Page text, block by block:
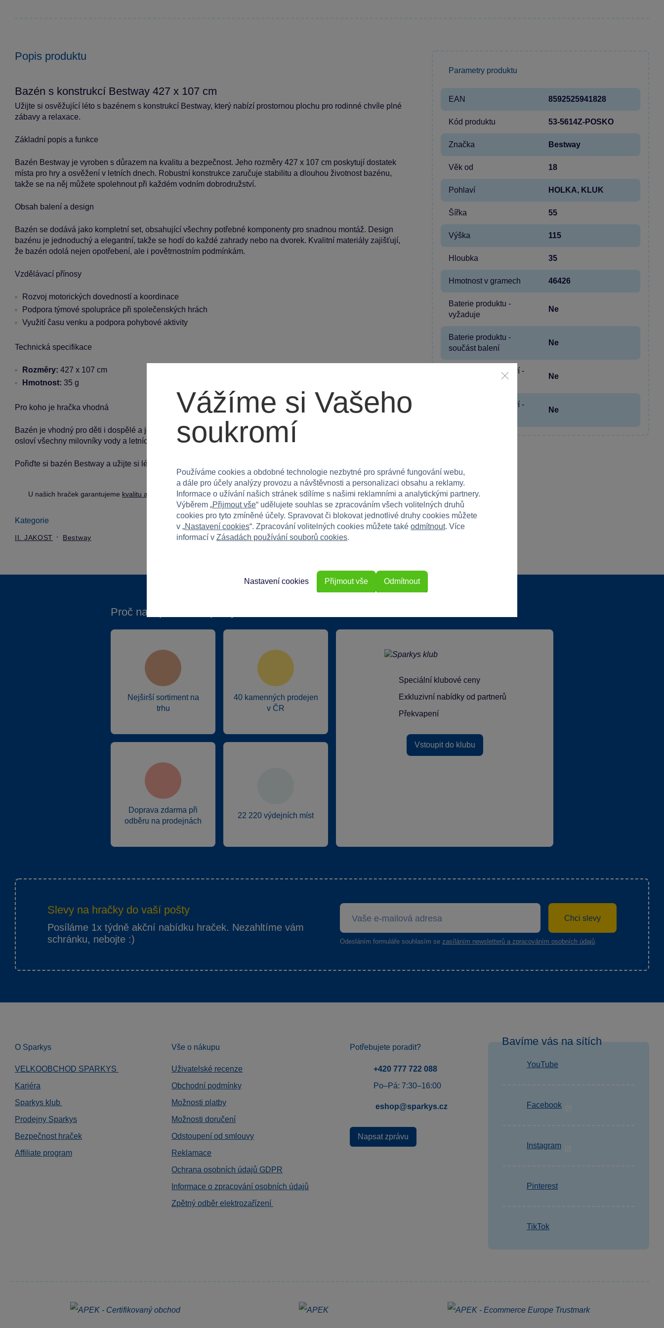
Popis produktu
Bazén s konstrukcí Bestway 427 x 107 cm
Užijte si osvěžující léto s bazénem s konstrukcí Bestway, který nabízí prostornou plochu pro rodinné chvíle plné
zábavy a relaxace.
Základní popis a funkce
Bazén Bestway je vyroben s důrazem na kvalitu a bezpečnost. Jeho rozměry 427 x 107 cm poskytují dostatek
místa pro hry a osvěžení v letních dnech. Robustní konstrukce zaručuje stabilitu a dlouhou životnost bazénu,
takže se na něj můžete spolehnout při každém vodním dobrodružství.
Obsah balení a design
Bazén se dodává jako kompletní set, obsahující všechny potřebné komponenty pro snadnou montáž. Design
bazénu je jednoduchý a elegantní, takže se hodí do každé zahrady nebo na dvorek. Kvalitní materiály zajišťují,
že bazén odolá nejen opotřebení, ale i povětrnostním podmínkám.
Vzdělávací přínosy
Rozvoj motorických dovedností a koordinace
Podpora týmové spolupráce při společenských hrách
Využití času venku a podpora pohybové aktivity
Technická specifikace
Rozměry: 427 x 107 cm
Hmotnost: 35 g
Pro koho je hračka vhodná
Bazén je vhodný pro děti i dospělé a je ideální pro rodinnou zábavu. Skvělý pro zahradní akce a letní párty,
osloví všechny milovníky vody a letních radovánek.
Pořiďte si bazén Bestway a užijte si léto plné osvěžení a zábavy!
U našich hraček garantujeme kvalitu a bezpečnost.
Kategorie
II. JAKOST Bestway
Parametry produktu
EAN 8592525941828
Kód produktu 53-5614Z-POSKO
Značka Bestway
Věk od 18
Pohlaví HOLKA, KLUK
Šířka 55
Výška 115
Hloubka 35
Hmotnost v gramech 46426
Baterie produktu -
vyžaduje
Ne
Baterie produktu -
součást balení
Ne
Baterie příslušenství -
Ne
Baterie příslušenství -
Ne
Proč nakupovat ve Sparkys?
Nejširší sortiment na
trhu
40 kamenných prodejen
v ČR
Doprava zdarma při
odběru na prodejnách
22 220 výdejních míst
Speciální klubové ceny
Exkluzivní nabídky od partnerů
Překvapení
Vstoupit do klubu
Slevy na hračky do vaší pošty
Posíláme 1x týdně akční nabídku hraček. Nezahltíme vám
schránku, nebojte :)
Chci slevy
Odesláním formuláře souhlasím se zasíláním newsletterů a zpracováním osobních údajů
O Sparkys
VELKOOBCHOD SPARKYS
Kariéra
Sparkys klub
Prodejny Sparkys
Bezpečnost hraček
Affiliate program
Vše o nákupu
Uživatelské recenze
Obchodní podmínky
Možnosti platby
Možnosti doručení
Odstoupení od smlouvy
Reklamace
Ochrana osobních údajů GDPR
Informace o zpracování osobních údajů
Zpětný odběr elektrozařízení
Potřebujete poradit?
+420 777 722 088
Po–Pá: 7:30–16:00
eshop@sparkys.cz
Napsat zprávu
Bavíme vás na sítích
YouTube
Facebook
Instagram
Pinterest
TikTok
Vážíme si Vašeho
soukromí
Používáme cookies a obdobné technologie nezbytné pro správné fungování webu,
a dále pro účely analýzy provozu a návštěvnosti a personalizaci obsahu a reklamy.
Informace o užívání našich stránek sdílíme s našimi reklamními a analytickými partnery.
Výběrem „Přijmout vše“ udělujete souhlas se zpracováním všech volitelných druhů
cookies pro tyto zmíněné účely. Spravovat či blokovat jednotlivé druhy cookies můžete
v „Nastavení cookies“. Zpracování volitelných cookies můžete také odmítnout. Více
informací v Zásadách používání souborů cookies.
Odmítnout
Nastavení cookies Přijmout vše